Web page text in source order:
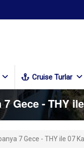
Cruise Turlar
Gece - THY
7 Gece - THY ile 07